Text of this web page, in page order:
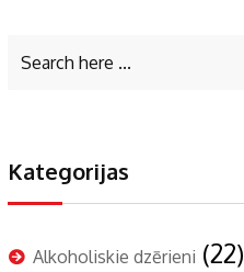
Kategorijas
Alkoholiskie dzērieni (22)